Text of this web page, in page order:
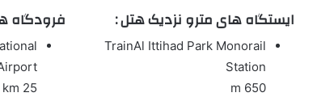
ایستگاه های مترو نزدیک هتل :
TrainAl Ittihad Park Monorail
Station
650 m
فرودگاه
25 km